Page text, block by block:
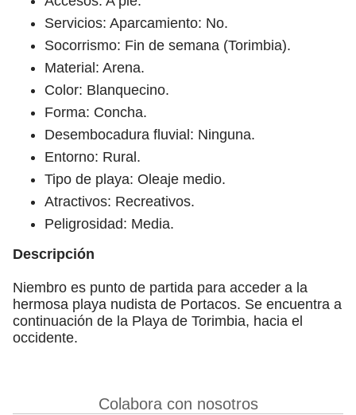
Servicios: Aparcamiento: No.
Socorrismo: Fin de semana (Torimbia).
Material: Arena.
Color: Blanquecino.
Forma: Concha.
Desembocadura fluvial: Ninguna.
Entorno: Rural.
Tipo de playa: Oleaje medio.
Atractivos: Recreativos.
Peligrosidad: Media.
Descripción
Niembro es punto de partida para acceder a la
hermosa playa nudista de Portacos. Se encuentra a
continuación de la Playa de Torimbia, hacia el
occidente.
Colabora con nosotros